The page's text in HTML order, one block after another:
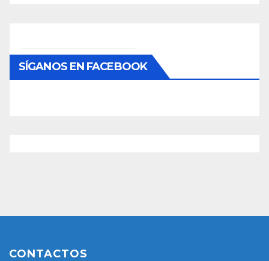
SÍGANOS EN FACEBOOK
CONTACTOS